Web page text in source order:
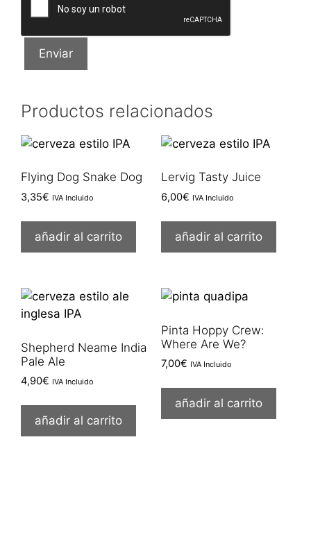
Productos relacionados
Flying Dog Snake Dog
3,35€ IVA Incluido
añadir al carrito
Lervig Tasty Juice
6,00€ IVA Incluido
añadir al carrito
Shepherd Neame India
Pale Ale
4,90€ IVA Incluido
añadir al carrito
Pinta Hoppy Crew:
Where Are We?
7,00€ IVA Incluido
añadir al carrito